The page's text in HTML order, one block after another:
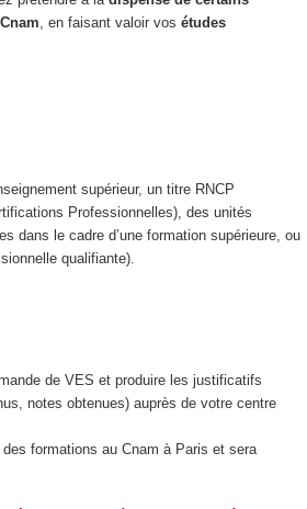
, en faisant valoir vos études
supérieur, un titre RNCP
Professionnelles), des unités
dans le cadre d’une formation supérieure, ou
qualifiante).
de VES et produire les justificatifs
notes obtenues) auprès de votre centre
des formations au Cnam à Paris et sera